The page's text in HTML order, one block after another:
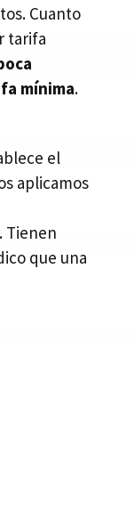
Cuanto
tarifa
mínima.
el
aplicamos
Tienen
que una